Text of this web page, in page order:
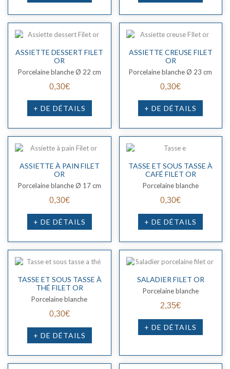
ASSIETTE DESSERT FILET
OR
Porcelaine blanche Ø 22 cm
0,30€
+ DE DÉTAILS
ASSIETTE CREUSE FILET
OR
Porcelaine blanche Ø 23 cm
0,30€
+ DE DÉTAILS
ASSIETTE À PAIN FILET
OR
Porcelaine blanche Ø 17 cm
0,30€
+ DE DÉTAILS
TASSE ET SOUS TASSE À
CAFÉ FILET OR
Porcelaine blanche
0,30€
+ DE DÉTAILS
TASSE ET SOUS TASSE À
THÉ FILET OR
Porcelaine blanche
0,30€
+ DE DÉTAILS
SALADIER FILET OR
Porcelaine blanche
2,35€
+ DE DÉTAILS